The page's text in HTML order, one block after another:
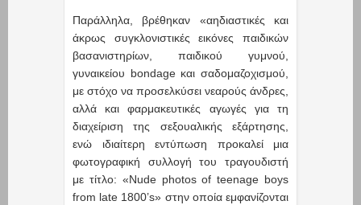
Παράλληλα, βρέθηκαν «αηδιαστικές και
άκρως συγκλονιστικές εικόνες παιδικών
βασανιστηρίων, παιδικού γυμνού,
γυναικείου bondage και σαδομαζοχισμού,
με στόχο να προσελκύσει νεαρούς άνδρες,
αλλά και φαρμακευτικές αγωγές για τη
διαχείριση της σεξουαλικής εξάρτησης,
ενώ ιδιαίτερη εντύπωση προκαλεί μια
φωτογραφική συλλογή του τραγουδιστή
με τίτλο: «Nude photos of teenage boys
from late 1800’s» στην οποία εμφανίζονται